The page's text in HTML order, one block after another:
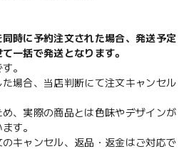
同時に予約注文された場合、発送予定
一括で発送となります。
。
た場合、当店判断にて注文キャンセル
め、実際の商品とは色味やデザインが
す。
のキャンセル、返品・返金はご対応で